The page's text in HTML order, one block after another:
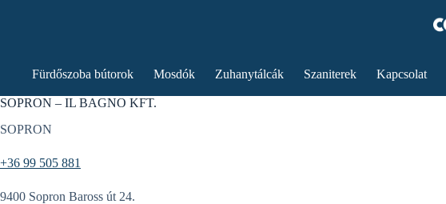
Fürdőszoba bútorok Mosdók Zuhanytálcák Szaniterek Kapcsolat
SOPRON – IL BAGNO KFT.
SOPRON
+36 99 505 881
9400 Sopron Baross út 24.